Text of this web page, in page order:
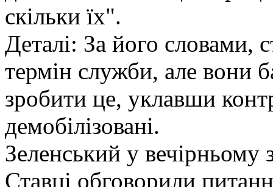
скільки їх".
Деталі: За його словами,
термін служби, але вони
зробити це, уклавши
демобілізовані.
Зеленський у вечірньому
Ставці обговорили